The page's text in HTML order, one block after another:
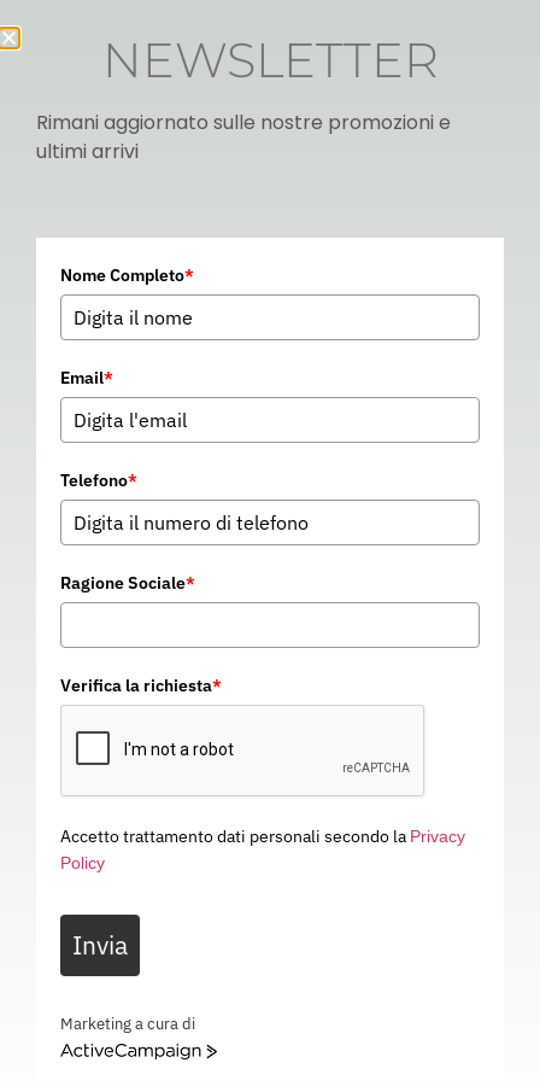
CINGHIA A NASTRO 80 CM
11J034 Categoria
CINGHIA A NASTRO 80 CM – ANCORAGGIO – 11J034
NEWSLETTER
Rimani aggiornato sulle nostre promozioni e
ultimi arrivi
Nome Completo*
Email*
Telefono*
Ragione Sociale*
Verifica la richiesta*
Accetto trattamento dati personali secondo la Privacy
Policy
Invia
Marketing a cura di
ActiveCampaign